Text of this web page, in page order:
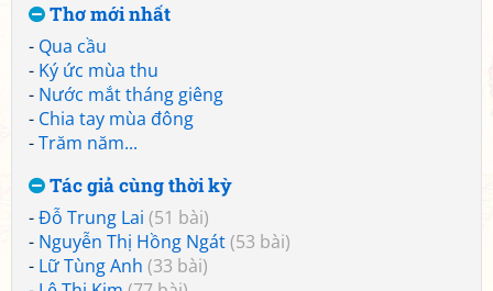
Thơ mới nhất
- Qua cầu
- Ký ức mùa thu
- Nước mắt tháng giêng
- Chia tay mùa đông
-Trăm năm...
Tác giả cùng thời kỳ
-Đỗ Trung Lai (51 bài)
- Nguyễn Thị Hồng Ngát(53 bài)
- Lữ Tùng Anh (33 bài)